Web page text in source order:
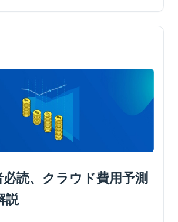
読、クラウド費用予測
説